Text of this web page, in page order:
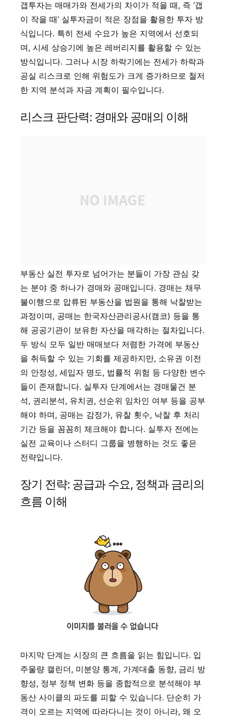
갭투자는 매매가와 전세가의 차이가 적을 때, 즉 ‘갭
이 작을 때’ 실투자금이 적은 장점을 활용한 투자 방
식입니다. 특히 전세 수요가 높은 지역에서 선호되
며, 시세 상승기에 높은 레버리지를 활용할 수 있는
방식입니다. 그러나 시장 하락기에는 전세가 하락과
공실 리스크로 인해 위험도가 크게 증가하므로 철저
한 지역 분석과 자금 계획이 필수입니다.
리스크 판단력: 경매와 공매의 이해
부동산 실전 투자로 넘어가는 분들이 가장 관심 갖
는 분야 중 하나가 경매와 공매입니다. 경매는 채무
불이행으로 압류된 부동산을 법원을 통해 낙찰받는
과정이며, 공매는 한국자산관리공사(캠코) 등을 통
해 공공기관이 보유한 자산을 매각하는 절차입니다.
두 방식 모두 일반 매매보다 저렴한 가격에 부동산
을 취득할 수 있는 기회를 제공하지만, 소유권 이전
의 안정성, 세입자 명도, 법률적 위험 등 다양한 변수
들이 존재합니다. 실투자 단계에서는 경매물건 분
석, 권리분석, 유치권, 선순위 임차인 여부 등을 공부
해야 하며, 공매는 감정가, 유찰 횟수, 낙찰 후 처리
기간 등을 꼼꼼히 체크해야 합니다. 실투자 전에는
실전 교육이나 스터디 그룹을 병행하는 것도 좋은
전략입니다.
장기 전략: 공급과 수요, 정책과 금리의
흐름 이해
마지막 단계는 시장의 큰 흐름을 읽는 힘입니다. 입
주물량 캘린더, 미분양 통계, 가계대출 동향, 금리 방
향성, 정부 정책 변화 등을 종합적으로 분석해야 부
동산 사이클의 파도를 피할 수 있습니다. 단순히 가
격이 오르는 지역에 따라다니는 것이 아니라, 왜 오